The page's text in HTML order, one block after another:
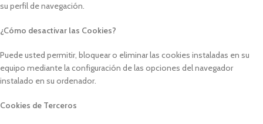
su perfil de navegación.
¿Cómo desactivar las Cookies?
Puede usted permitir, bloquear o eliminar las cookies instaladas en su
equipo mediante la configuración de las opciones del navegador
instalado en su ordenador.
Cookies de Terceros